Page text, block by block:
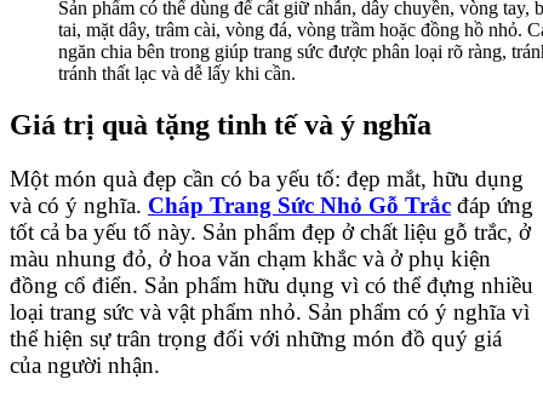
Sản phẩm có thể dùng để cất giữ nhẫn, dây chuyền, vòng tay,
tai, mặt dây, trâm cài, vòng đá, vòng trầm hoặc đồng hồ nhỏ.
ngăn chia bên trong giúp trang sức được phân loại rõ ràng,
tránh thất lạc và dễ lấy khi cần.
Giá trị quà tặng tinh tế và ý nghĩa
Một món quà đẹp cần có ba yếu tố: đẹp mắt, hữu dụng
và có ý nghĩa. Cháp Trang Sức Nhỏ Gỗ Trắc đáp ứng
tốt cả ba yếu tố này. Sản phẩm đẹp ở chất liệu gỗ trắc, ở
màu nhung đỏ, ở hoa văn chạm khắc và ở phụ kiện
đồng cổ điển. Sản phẩm hữu dụng vì có thể đựng nhiều
loại trang sức và vật phẩm nhỏ. Sản phẩm có ý nghĩa vì
thể hiện sự trân trọng đối với những món đồ quý giá
của người nhận.